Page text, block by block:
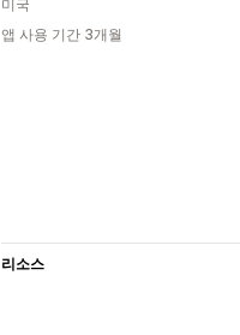
미국
앱 사용 기간 3개월
리소스